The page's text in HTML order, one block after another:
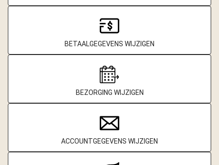
BETAALGEGEVENS WIJZIGEN
BEZORGING WIJZIGEN
ACCOUNTGEGEVENS WIJZIGEN